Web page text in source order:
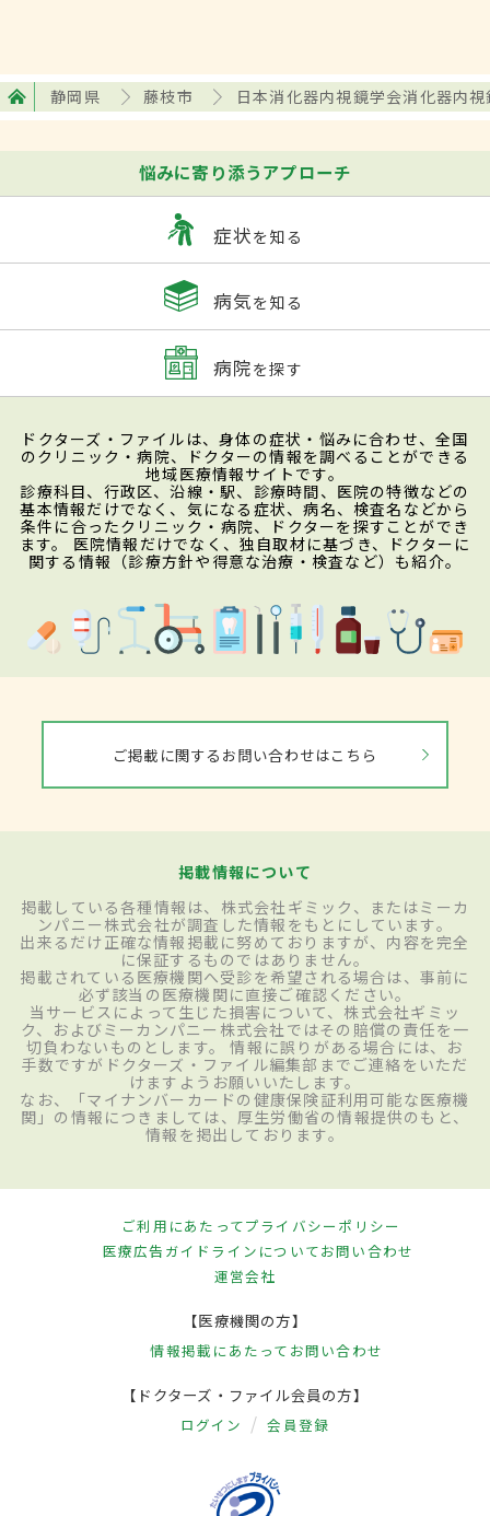
静岡県 藤枝市 日本消化器内視鏡学会消化器内
悩みに寄り添うアプローチ
症状を知る
病気を知る
病院を探す
ドクターズ・ファイルは、身体の症状・悩みに合わせ、全国
のクリニック・病院、ドクターの情報を調べることができる
地域医療情報サイトです。
診療科目、行政区、沿線・駅、診療時間、医院の特徴などの
基本情報だけでなく、気になる症状、病名、検査名などから
条件に合ったクリニック・病院、ドクターを探すことができ
ます。 医院情報だけでなく、独自取材に基づき、ドクターに
関する情報（診療方針や得意な治療・検査など）も紹介。
ご掲載に関するお問い合わせはこちら
掲載情報について
掲載している各種情報は、株式会社ギミック、またはミーカ
ンパニー株式会社が調査した情報をもとにしています。
出来るだけ正確な情報掲載に努めておりますが、内容を完全
に保証するものではありません。
掲載されている医療機関へ受診を希望される場合は、事前に
必ず該当の医療機関に直接ご確認ください。
当サービスによって生じた損害について、株式会社ギミッ
ク、およびミーカンパニー株式会社ではその賠償の責任を一
切負わないものとします。 情報に誤りがある場合には、お
手数ですがドクターズ・ファイル編集部までご連絡をいただ
けますようお願いいたします。
なお、「マイナンバーカードの健康保険証利用可能な医療機
関」の情報につきましては、厚生労働省の情報提供のもと、
情報を掲出しております。
ご利用にあたってプライバシーポリシー
医療広告ガイドラインについてお問い合わせ
運営会社
【医療機関の方】
情報掲載にあたって お問い合わせ
【ドクターズ・ファイル会員の方】
ログイン 会員登録